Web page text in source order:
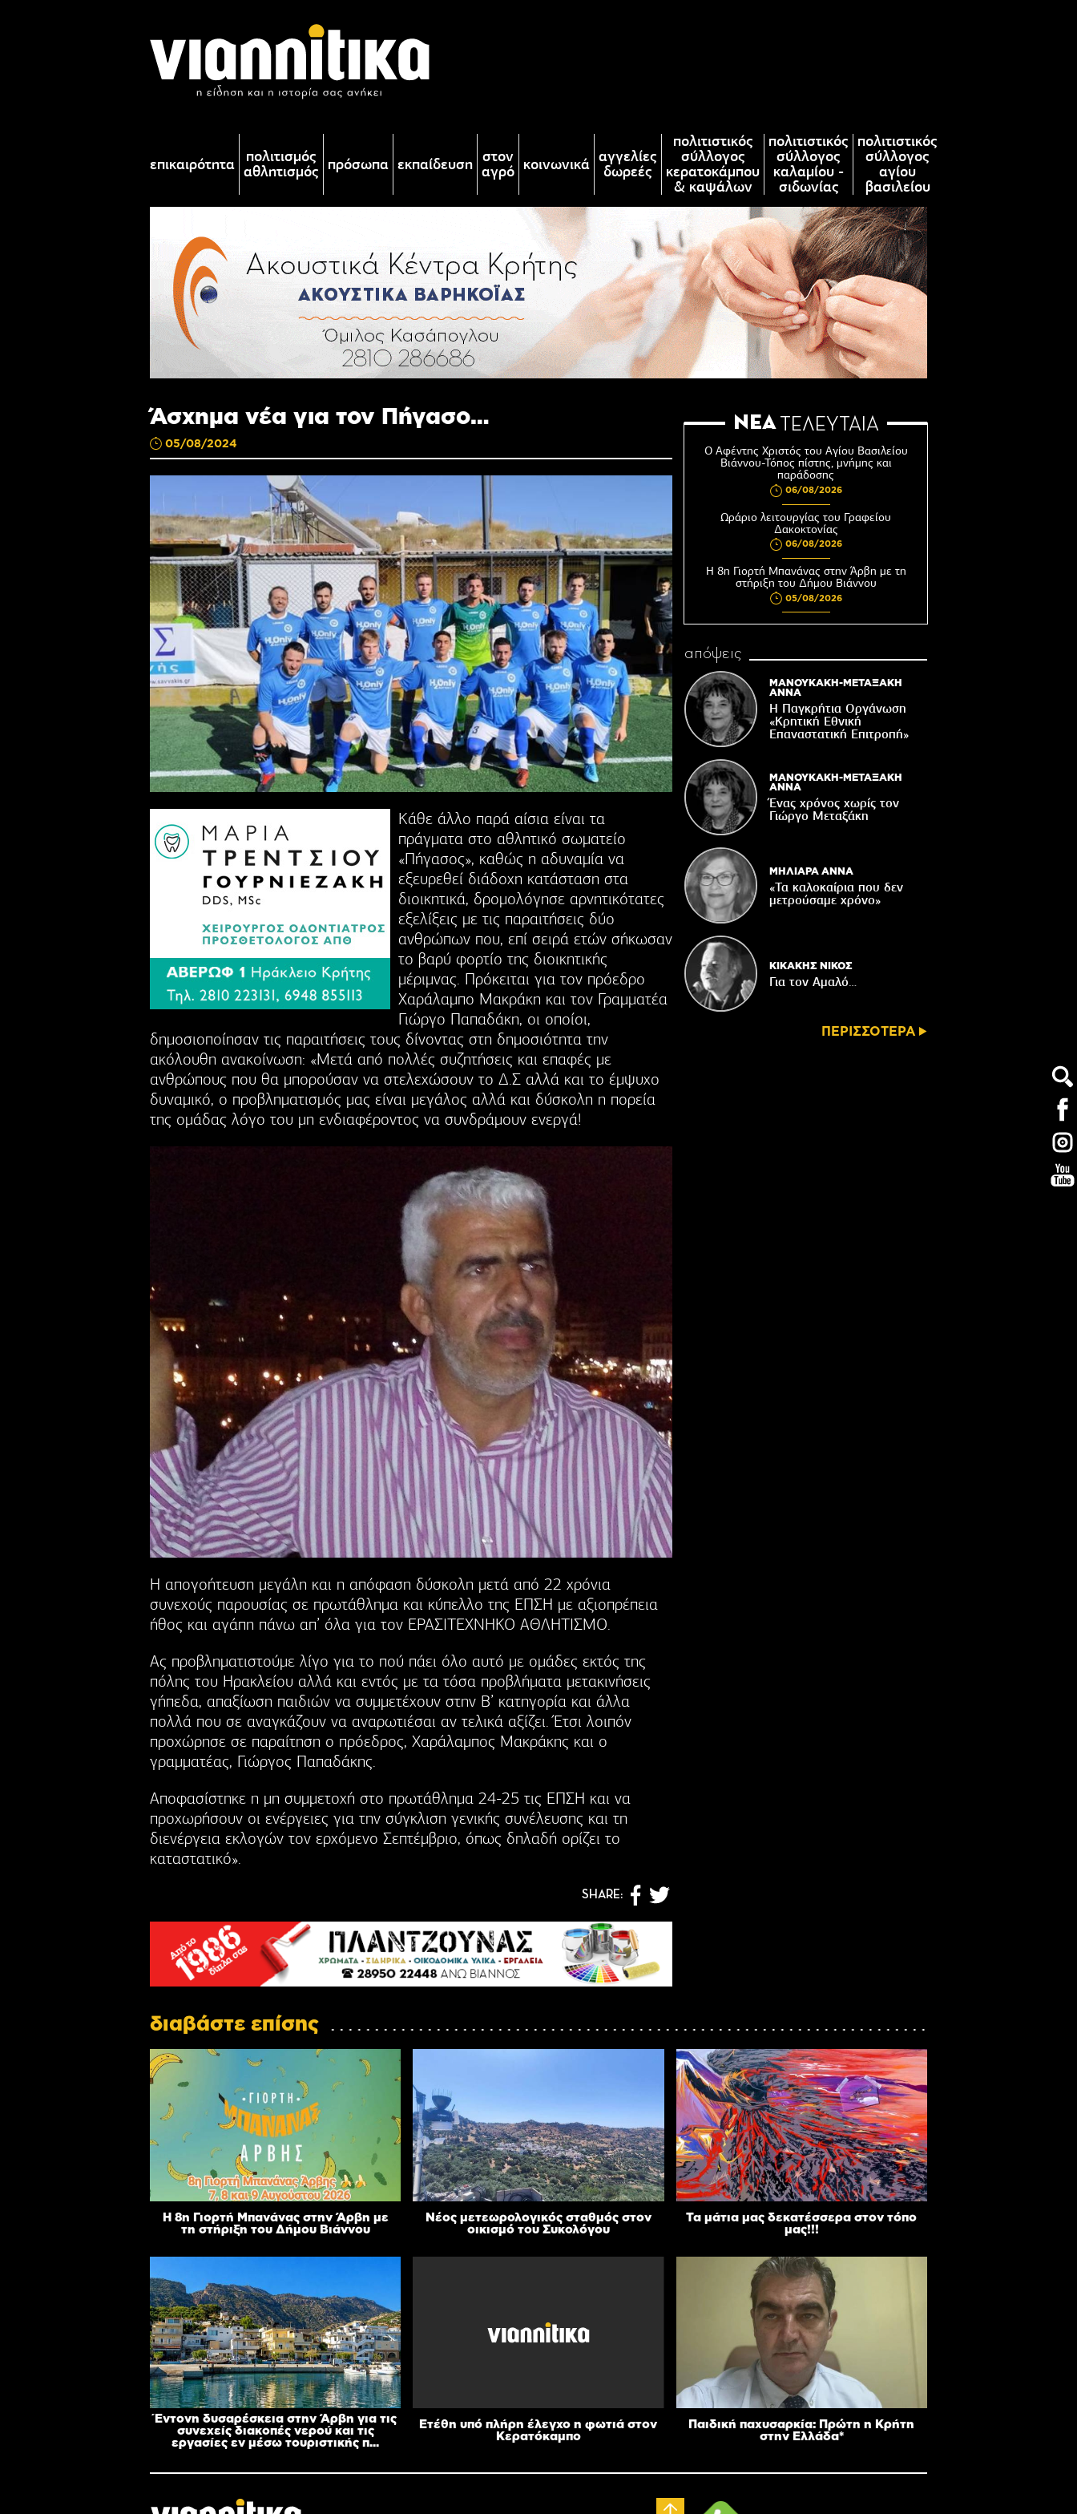
επικαιρότητα πολιτισμός
αθλητισμός πρόσωπα εκπαίδευση στον
αγρό κοινωνικά αγγελίες
δωρεές
πολιτιστικός
σύλλογος
κερατοκάμπου
& καψάλων
πολιτιστικός
σύλλογος
καλαμίου -
σιδωνίας
πολιτιστικός
σύλλογος
αγίου
βασιλείου
Άσχημα νέα για τον Πήγασο…
05/08/2024
Κάθε άλλο παρά αίσια είναι τα
πράγματα στο αθλητικό σωματείο
«Πήγασος», καθώς η αδυναμία να
εξευρεθεί διάδοχη κατάσταση στα
διοικητικά, δρομολόγησε αρνητικότατες
εξελίξεις με τις παραιτήσεις δύο
ανθρώπων που, επί σειρά ετών σήκωσαν
το βαρύ φορτίο της διοικητικής
μέριμνας. Πρόκειται για τον πρόεδρο
Χαράλαμπο Μακράκη και τον Γραμματέα
Γιώργο Παπαδάκη, οι οποίοι,
δημοσιοποίησαν τις παραιτήσεις τους δίνοντας στη δημοσιότητα την
ακόλουθη ανακοίνωση: «Μετά από πολλές συζητήσεις και επαφές με
ανθρώπους που θα μπορούσαν να στελεχώσουν το Δ.Σ αλλά και το έμψυχο
δυναμικό, ο προβληματισμός μας είναι μεγάλος αλλά και δύσκολη η πορεία
της ομάδας λόγο του μη ενδιαφέροντος να συνδράμουν ενεργά!
Η απογοήτευση μεγάλη και η απόφαση δύσκολη μετά από 22 χρόνια
συνεχούς παρουσίας σε πρωτάθλημα και κύπελλο της ΕΠΣΗ με αξιοπρέπεια
ήθος και αγάπη πάνω απ’ όλα για τον ΕΡΑΣΙΤΕΧΝΗΚΟ ΑΘΛΗΤΙΣΜΟ.
Ας προβληματιστούμε λίγο για το πού πάει όλο αυτό με ομάδες εκτός της
πόλης του Ηρακλείου αλλά και εντός με τα τόσα προβλήματα μετακινήσεις
γήπεδα, απαξίωση παιδιών να συμμετέχουν στην Β’ κατηγορία και άλλα
πολλά που σε αναγκάζουν να αναρωτιέσαι αν τελικά αξίζει. Έτσι λοιπόν
προχώρησε σε παραίτηση ο πρόεδρος, Χαράλαμπος Μακράκης και ο
γραμματέας, Γιώργος Παπαδάκης.
Αποφασίστηκε η μη συμμετοχή στο πρωτάθλημα 24-25 τις ΕΠΣΗ και να
προχωρήσουν οι ενέργειες για την σύγκλιση γενικής συνέλευσης και τη
διενέργεια εκλογών τον ερχόμενο Σεπτέμβριο, όπως δηλαδή ορίζει το
καταστατικό».
SHARE:
ΝΕΑ ΤΕΛΕΥΤΑΙΑ
Ο Αφέντης Χριστός του Αγίου Βασιλείου
Βιάννου-Τόπος πίστης, μνήμης και
παράδοσης
06/08/2026
Ωράριο λειτουργίας του Γραφείου
Δακοκτονίας
06/08/2026
Η 8η Γιορτή Μπανάνας στην Άρβη με τη
στήριξη του Δήμου Βιάννου
05/08/2026
Νέος μετεωρολογικός σταθμός στον
Κορυφώνονται οι «Τέχνες του Νότου»
05/08/2026
Γιορτάζει ο Ιερός Ναός του Αφέντη Χριστού
στο Βαχό
Οι ευχές του πατέρα...
04/08/2026
Σε δημόσια διαβούλευση η ΣΜΠΕ για το
επενδυτικό σχέδιο «PHĀEA – South Crete»
απόψεις
ΜΑΝΟΥΚΑΚΗ-ΜΕΤΑΞΑΚΗ
ΑΝΝΑ
Η Παγκρήτια Οργάνωση
«Κρητική Εθνική
Επαναστατική Eπιτροπή»
ΜΑΝΟΥΚΑΚΗ-ΜΕΤΑΞΑΚΗ
ΑΝΝΑ
Ένας χρόνος χωρίς τον
Γιώργο Μεταξάκη
ΜΗΛΙΑΡΑ ΑΝΝΑ
«Τα καλοκαίρια που δεν
μετρούσαμε χρόνο»
ΚΙΚΑΚΗΣ ΝΙΚΟΣ
Για τον Αμαλό…
ΠΕΡΙΣΣΟΤΕΡΑ
διαβάστε επίσης
Η 8η Γιορτή Μπανάνας στην Άρβη με
τη στήριξη του Δήμου Βιάννου
Νέος μετεωρολογικός σταθμός στον
οικισμό του Συκολόγου
Τα μάτια μας δεκατέσσερα στον τόπο
μας!!!
Έντονη δυσαρέσκεια στην Άρβη για τις
συνεχείς διακοπές νερού και τις
εργασίες εν μέσω τουριστικής π...
Ετέθη υπό πλήρη έλεγχο η φωτιά στον
Κερατόκαμπο
Παιδική παχυσαρκία: Πρώτη η Κρήτη
στην Ελλάδα*